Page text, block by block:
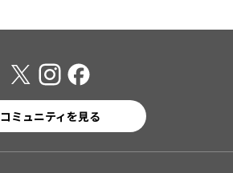
コミュニティを見る